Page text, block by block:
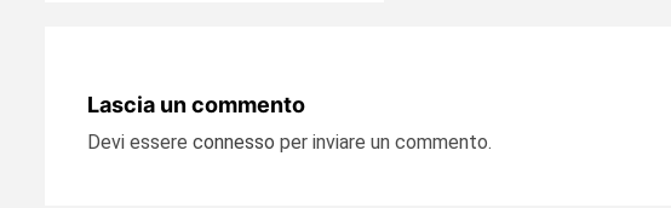
Lascia un commento
Devi essere connesso per inviare un commento.